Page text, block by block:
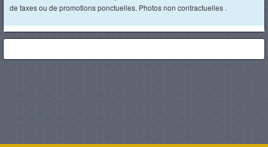
de taxes ou de promotions ponctuelles. Photos non contractuelles .